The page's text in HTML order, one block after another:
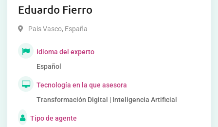
Eduardo Fierro
Pais Vasco, España
Idioma del experto
Español
Tecnología en la que asesora
Transformación Digital | Inteligencia Artificial
Tipo de agente